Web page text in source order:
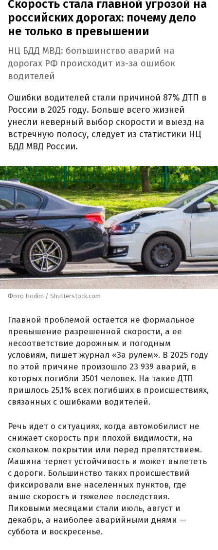
Скорость стала главной угрозой на
российских дорогах: почему дело
не только в превышении
НЦ БДД МВД: большинство аварий на
дорогах РФ происходит из-за ошибок
водителей
Ошибки водителей стали причиной 87% ДТП в
России в 2025 году. Больше всего жизней
унесли неверный выбор скорости и выезд на
встречную полосу, следует из статистики НЦ
БДД МВД России.
Фото Hodim / Shutterstock.com
Главной проблемой остается не формальное
превышение разрешенной скорости, а ее
несоответствие дорожным и погодным
условиям, пишет журнал «За рулем». В 2025 году
по этой причине произошло 23 939 аварий, в
которых погибли 3501 человек. На такие ДТП
пришлось 25,1% всех погибших в происшествиях,
связанных с ошибками водителей.
Речь идет о ситуациях, когда автомобилист не
снижает скорость при плохой видимости, на
скользком покрытии или перед препятствием.
Машина теряет устойчивость и может вылететь
с дороги. Большинство таких происшествий
фиксировали вне населенных пунктов, где
выше скорость и тяжелее последствия.
Пиковыми месяцами стали июль, август и
декабрь, а наиболее аварийными днями —
суббота и воскресенье.